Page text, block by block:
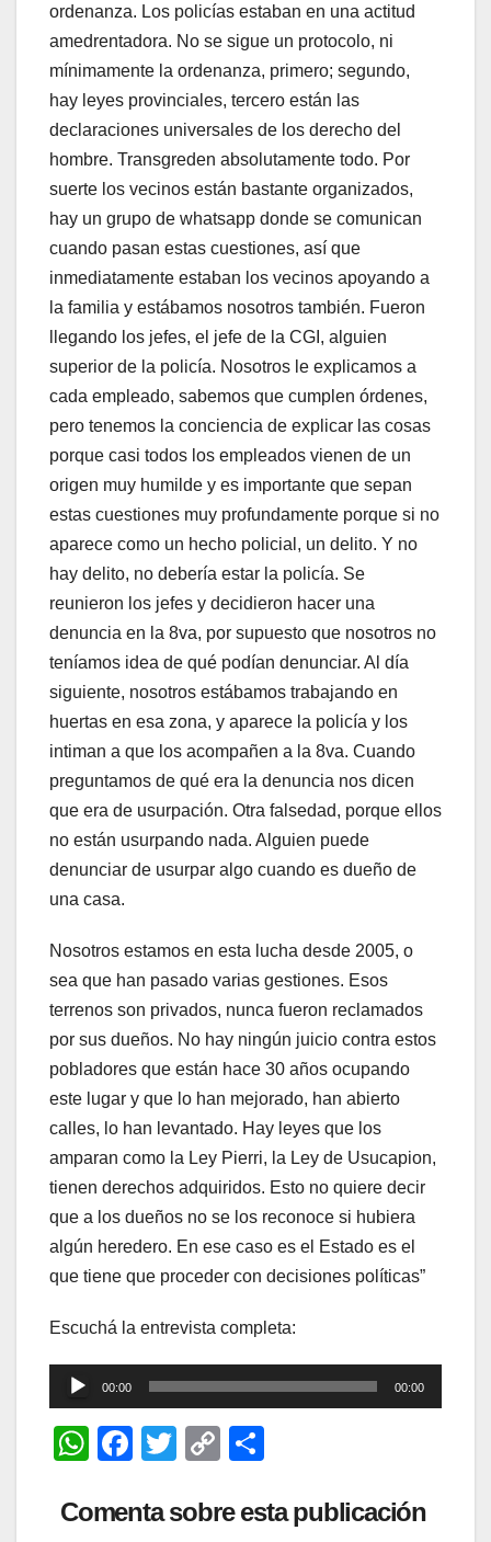
ordenanza. Los policías estaban en una actitud
amedrentadora. No se sigue un protocolo, ni
mínimamente la ordenanza, primero; segundo,
hay leyes provinciales, tercero están las
declaraciones universales de los derecho del
hombre. Transgreden absolutamente todo. Por
suerte los vecinos están bastante organizados,
hay un grupo de whatsapp donde se comunican
cuando pasan estas cuestiones, así que
inmediatamente estaban los vecinos apoyando a
la familia y estábamos nosotros también. Fueron
llegando los jefes, el jefe de la CGI, alguien
superior de la policía. Nosotros le explicamos a
cada empleado, sabemos que cumplen órdenes,
pero tenemos la conciencia de explicar las cosas
porque casi todos los empleados vienen de un
origen muy humilde y es importante que sepan
estas cuestiones muy profundamente porque si no
aparece como un hecho policial, un delito. Y no
hay delito, no debería estar la policía. Se
reunieron los jefes y decidieron hacer una
denuncia en la 8va, por supuesto que nosotros no
teníamos idea de qué podían denunciar. Al día
siguiente, nosotros estábamos trabajando en
huertas en esa zona, y aparece la policía y los
intiman a que los acompañen a la 8va. Cuando
preguntamos de qué era la denuncia nos dicen
que era de usurpación. Otra falsedad, porque ellos
no están usurpando nada. Alguien puede
denunciar de usurpar algo cuando es dueño de
una casa.
Nosotros estamos en esta lucha desde 2005, o
sea que han pasado varias gestiones. Esos
terrenos son privados, nunca fueron reclamados
por sus dueños. No hay ningún juicio contra estos
pobladores que están hace 30 años ocupando
este lugar y que lo han mejorado, han abierto
calles, lo han levantado. Hay leyes que los
amparan como la Ley Pierri, la Ley de Usucapion,
tienen derechos adquiridos. Esto no quiere decir
que a los dueños no se los reconoce si hubiera
algún heredero. En ese caso es el Estado es el
que tiene que proceder con decisiones políticas”
Escuchá la entrevista completa:
Reproductor
de
audio
00:00 00:00
W
at
F
c
T
tt
C
p
m
Comenta sobre esta publicación